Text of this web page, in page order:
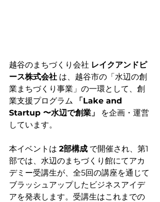
越谷のまちづくり会社 レイクアンドピ
ース株式会社 は、越谷市の「水辺の創
業まちづくり事業」の一環として、創
業支援プログラム
「Lake and
Startup 〜水辺で創業」
を企画・運営
しています。
本イベントは 2部構成 で開催され、第1
部では、水辺のまちづくり館にてアカ
デミー受講生が、全5回の講座を通じて
ブラッシュアップしたビジネスアイデ
アを発表します。受講生はこれまでの